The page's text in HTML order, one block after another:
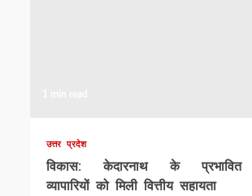
उत्तर प्रदेश
विकास: केदारनाथ के प्रभावित
व्यापारियों को मिली वित्तीय सहायता